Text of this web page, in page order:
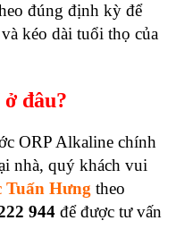
đúng định kỳ để
kéo dài tuổi thọ của
đâu?
ORP Alkaline chính
nhà, quý khách vui
Tuấn Hưng theo
944 để được tư vấn